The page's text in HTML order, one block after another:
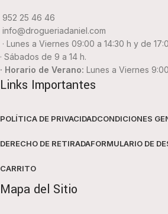
952 25 46 46
info@drogueriadaniel.com
· Lunes a Viernes 09:00 a 14:30 h y de
· Sábados de 9 a 14 h.
· Horario de Verano: Lunes a Viernes
Links Importantes
POLÍTICA DE PRIVACIDADCONDICIONES
DERECHO DE RETIRADAFORMULARIO DE
CARRITO
Mapa del Sitio